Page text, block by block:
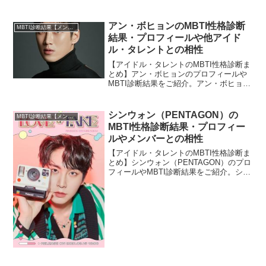
MBTI診断結果【メンバー・個人別】
アン・ボヒョンのMBTI性格診断
結果・プロフィールや他アイド
ル・タレントとの相性
【アイドル・タレントのMBTI性格診断ま
とめ】アン・ボヒョンのプロフィールや
MBTI診断結果をご紹介。アン・ボヒョン
MBTI診断結果【メンバー・個人別】
シンウォン（PENTAGON）の
MBTI性格診断結果・プロフィー
ルやメンバーとの相性
【アイドル・タレントのMBTI性格診断ま
とめ】シンウォン（PENTAGON）のプロ
フィールやMBTI診断結果をご紹介。シン